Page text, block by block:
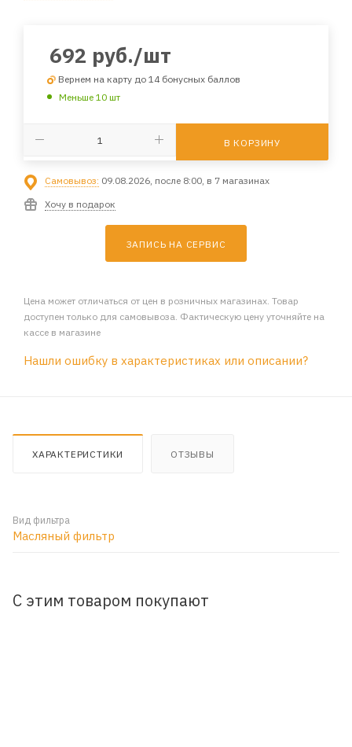
692 руб./шт
Вернем на карту до 14 бонусных баллов
Меньше 10 шт
В КОРЗИНУ
Самовывоз: 09.08.2026, после 8:00, в 7 магазинах
Хочу в подарок
ЗАПИСЬ НА СЕРВИС
Цена может отличаться от цен в розничных магазинах. Товар
доступен только для самовывоза. Фактическую цену уточняйте на
кассе в магазине
Нашли ошибку в характеристиках или описании?
ХАРАКТЕРИСТИКИ ОТЗЫВЫ
Вид фильтра
Масляный фильтр
С этим товаром покупают